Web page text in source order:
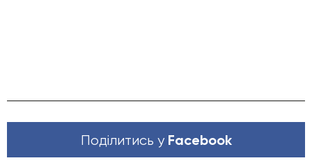
Поділитись у Facebook